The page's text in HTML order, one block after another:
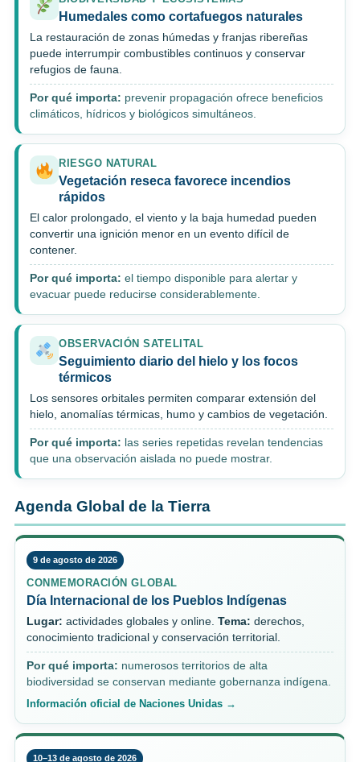
Humedales como cortafuegos naturales
La restauración de zonas húmedas y franjas ribereñas
puede interrumpir combustibles continuos y conservar
refugios de fauna.
Por qué importa: prevenir propagación ofrece beneficios
climáticos, hídricos y biológicos simultáneos.
RIESGO NATURAL
Vegetación reseca favorece incendios
rápidos
El calor prolongado, el viento y la baja humedad pueden
convertir una ignición menor en un evento difícil de
contener.
Por qué importa: el tiempo disponible para alertar y
evacuar puede reducirse considerablemente.
OBSERVACIÓN SATELITAL
Seguimiento diario del hielo y los focos
térmicos
Los sensores orbitales permiten comparar extensión del
hielo, anomalías térmicas, humo y cambios de vegetación.
Por qué importa: las series repetidas revelan tendencias
que una observación aislada no puede mostrar.
Agenda Global de la Tierra
9 de agosto de 2026
CONMEMORACIÓN GLOBAL
Día Internacional de los Pueblos Indígenas
Lugar: actividades globales y online. Tema: derechos,
conocimiento tradicional y conservación territorial.
Por qué importa: numerosos territorios de alta
biodiversidad se conservan mediante gobernanza indígena.
Información oficial de Naciones Unidas →
10–13 de agosto de 2026